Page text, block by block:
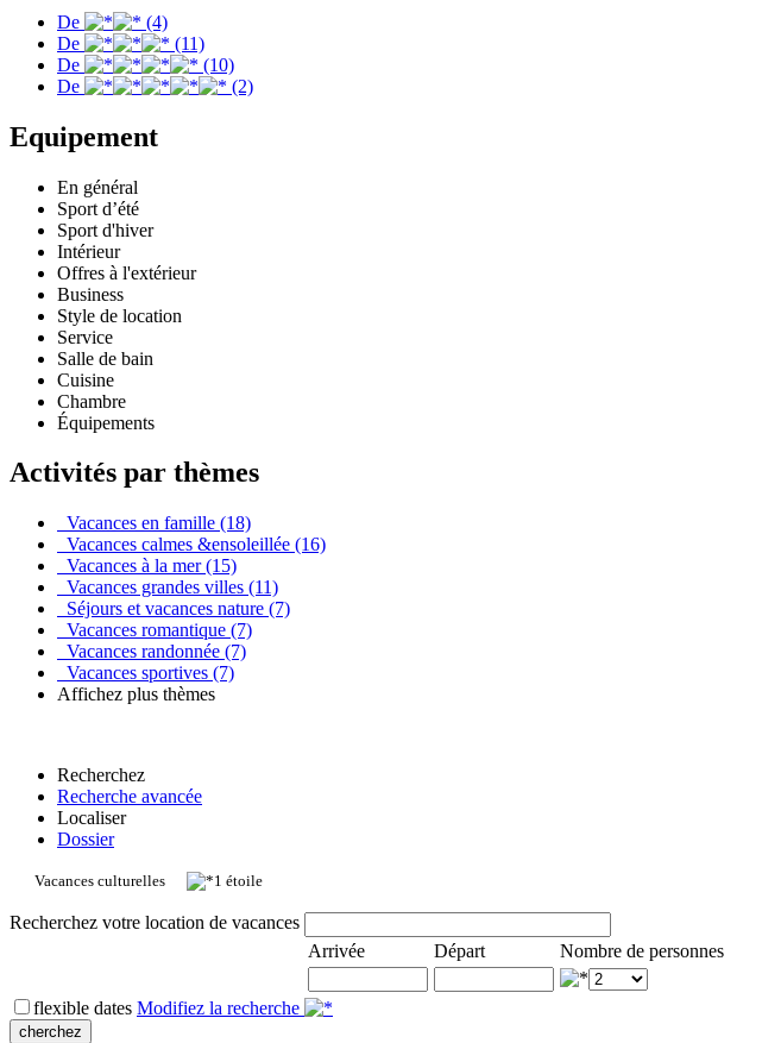
De
(4)
De
(11)
De
(10)
De
(2)
Equipement
En général
Sport d’été
Sport d'hiver
Intérieur
Offres à l'extérieur
Business
Style de location
Service
Salle de bain
Cuisine
Chambre
Équipements
Activités par thèmes
Vacances en famille (18)
Vacances calmes &ensoleillée (16)
Vacances à la mer (15)
Vacances grandes villes (11)
Séjours et vacances nature (7)
Vacances romantique (7)
Vacances randonnée (7)
Vacances sportives (7)
Affichez plus thèmes
Recherchez
Recherche avancée
Localiser
Dossier
Vacances culturelles 1 étoile
Recherchez votre location de vacances
Arrivée
Départ Nombre de personnes
flexible dates Modifiez la recherche